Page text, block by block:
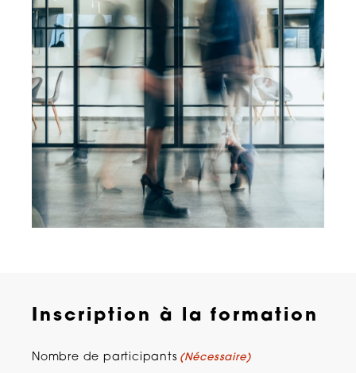
Inscription à la formation
Nombre de participants (Nécessaire)